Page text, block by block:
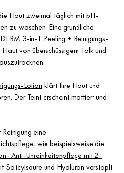
Haut zweimal täglich mit pH-
zu waschen. Eine gründliche
3-in-1 Peeling + Reinigungs-
von überschüssigem Talk und
Lotion klärt Ihre Haut und
Der Teint erscheint mattiert und
eine
wie beispielsweise die
Anti-Unreinheitenpflege mit 2-
Salicylsäure und Hyaluron verstopft